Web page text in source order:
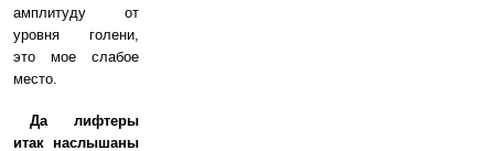
амплитуду от
уровня голени,
это мое слабое
место.
Да лифтеры
итак наслышаны